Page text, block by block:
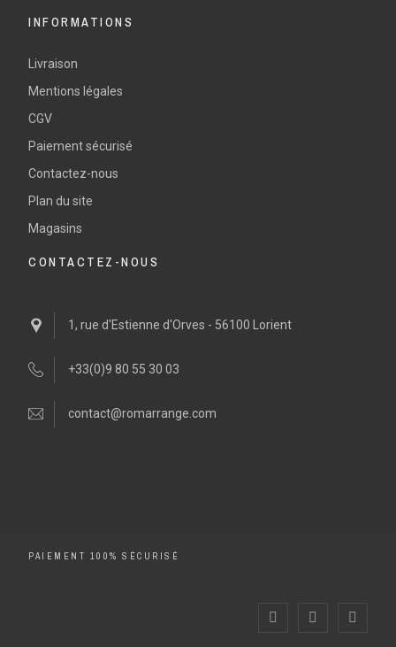
INFORMATIONS
Livraison
Mentions légales
CGV
Paiement sécurisé
Contactez-nous
Plan du site
Magasins
CONTACTEZ-NOUS
1, rue d'Estienne d'Orves - 56100 Lorient
+33(0)9 80 55 30 03
contact@romarrange.com
PAIEMENT 100% SÉCURISÉ